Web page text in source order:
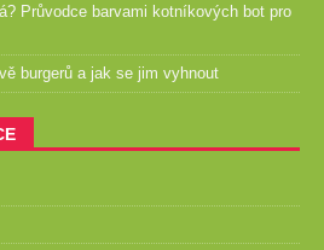
Průvodce barvami kotníkových bot pro
burgerů a jak se jim vyhnout